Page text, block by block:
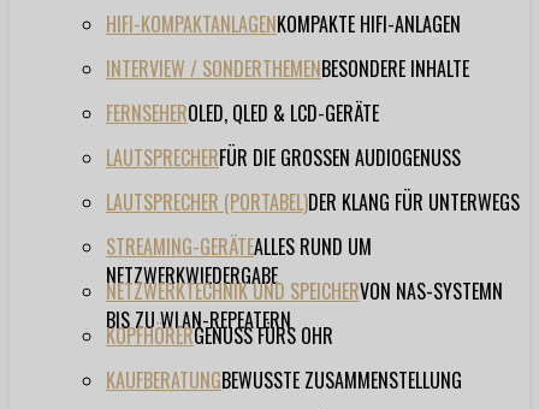
HIFI-KOMPAKTANLAGENKOMPAKTE HIFI-ANLAGEN
INTERVIEW / SONDERTHEMENBESONDERE INHALTE
FERNSEHEROLED, QLED & LCD-GERÄTE
LAUTSPRECHERFÜR DIE GROSSEN AUDIOGENUSS
LAUTSPRECHER (PORTABEL)DER KLANG FÜR UNTERWEGS
STREAMING-GERÄTEALLES RUND UM
NETZWERKWIEDERGABE
NETZWERKTECHNIK UND SPEICHERVON NAS-SYSTEMN
BIS ZU WLAN-REPEATERN
KOPFHÖRERGENUSS FÜRS OHR
KAUFBERATUNGBEWUSSTE ZUSAMMENSTELLUNG